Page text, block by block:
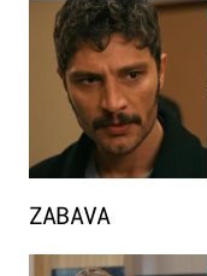
ZABAVA